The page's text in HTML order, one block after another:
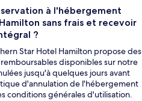
à l'hébergement
sans frais et recevoir
?
Star Hotel Hamilton propose des
disponibles sur notre
jusqu'à quelques jours avant
d'annulation de l'hébergement
conditions générales d'utilisation.